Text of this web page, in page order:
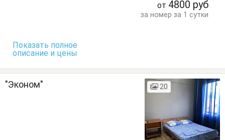
от 4800 руб
за номер за 1 сутки
Показать полное
описание и цены
"Эконом" 20